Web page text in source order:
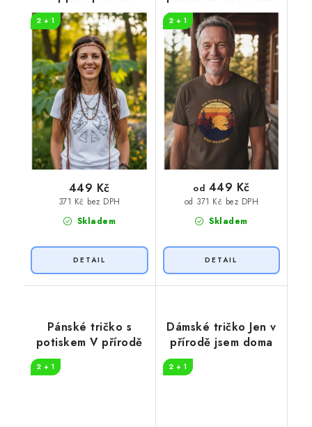
2 + 1
Skladem
371 Kč bez DPH
449 Kč
2 + 1
Skladem
od 371 Kč bez DPH
od 449 Kč
Pánské tričko s
potiskem V přírodě
2 + 1
Dámské tričko Jen v
přírodě jsem doma
2 + 1